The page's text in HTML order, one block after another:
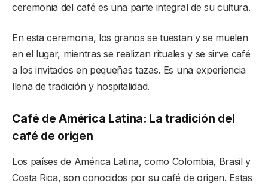
ceremonia del café es una parte integral de su cultura.
En esta ceremonia, los granos se tuestan y se muelen
en el lugar, mientras se realizan rituales y se sirve café
a los invitados en pequeñas tazas. Es una experiencia
llena de tradición y hospitalidad.
Café de América Latina: La tradición del
café de origen
Los países de América Latina, como Colombia, Brasil y
Costa Rica, son conocidos por su café de origen. Estas